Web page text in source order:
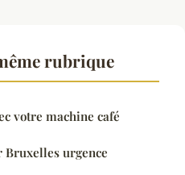
rubrique
votre machine café
urgence